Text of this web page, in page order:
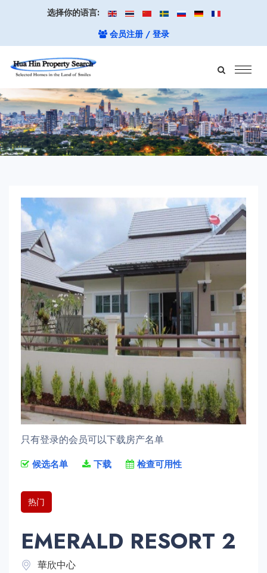
选择你的语言:
会员注册 / 登录
只有登录的会员可以下载房产名单
候选名单 下载 检查可用性
热门
EMERALD RESORT 2
華欣中心